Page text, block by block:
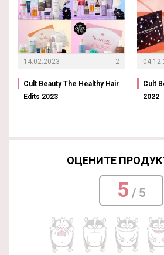
14.02.2023 2
Cult Beauty The Healthy Hair
Edits 2023
Cult
2022
ОЦЕНИТЕ
5 / 5